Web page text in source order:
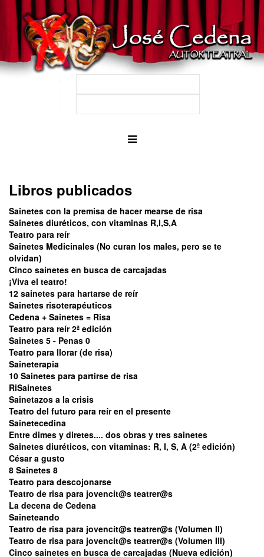
Libros publicados
Sainetes con la premisa de hacer mearse de risa
Sainetes diuréticos, con vitaminas R,I,S,A
Teatro para reír
Sainetes Medicinales (No curan los males, pero se te
olvidan)
Cinco sainetes en busca de carcajadas
¡Viva el teatro!
12 sainetes para hartarse de reír
Sainetes risoterapéuticos
Cedena + Sainetes = Risa
Teatro para reír 2ª edición
Sainetes 5 - Penas 0
Teatro para llorar (de risa)
Saineterapia
10 Sainetes para partirse de risa
RiSainetes
Sainetazos a la crisis
Teatro del futuro para reír en el presente
Sainetecedina
Entre dimes y diretes.... dos obras y tres sainetes
Sainetes diuréticos, con vitaminas: R, I, S, A (2ª edición)
César a gusto
8 Sainetes 8
Teatro para descojonarse
Teatro de risa para jovencit@s teatrer@s
La decena de Cedena
Saineteando
Teatro de risa para jovencit@s teatrer@s (Volumen II)
Teatro de risa para jovencit@s teatrer@s (Volumen III)
Cinco sainetes en busca de carcajadas (Nueva edición)